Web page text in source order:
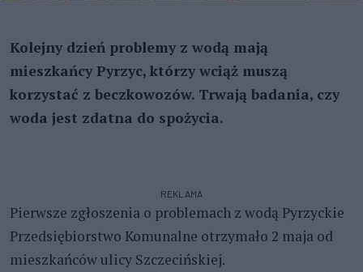
Kolejny dzień problemy z wodą mają
mieszkańcy Pyrzyc, którzy wciąż muszą
korzystać z beczkowozów. Trwają badania, czy
woda jest zdatna do spożycia.
REKLAMA
Pierwsze zgłoszenia o problemach z wodą Pyrzyckie
Przedsiębiorstwo Komunalne otrzymało 2 maja od
mieszkańców ulicy Szczecińskiej.